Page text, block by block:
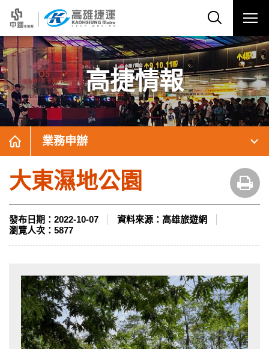
高捷情報
業務申辦
大東濕地公園
發布日期： 2022-10-07 資料來源： 高雄旅遊網
瀏覽人次： 5877